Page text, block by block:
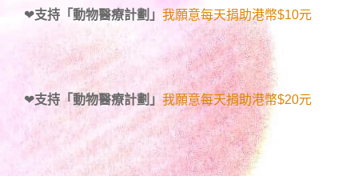
❤支持「動物醫療計劃」 我願意每天捐助港幣$10元
❤支持「動物醫療計劃」 我願意每天捐助港幣$20元